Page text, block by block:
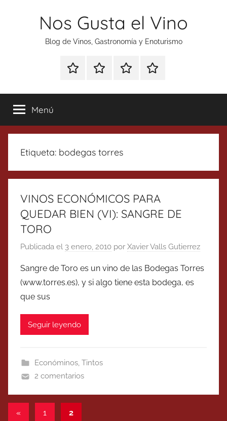
Nos Gusta el Vino
Blog de Vinos, Gastronomía y Enoturismo
Especial
Tonics
Enoturismo
Gastronomía
RankingContacto
Menú
Etiqueta: bodegas torres
VINOS ECONÓMICOS PARA
QUEDAR BIEN (VI): SANGRE DE
TORO
Publicada el 3 enero, 2010 por Xavier Valls Gutierrez
Sangre de Toro es un vino de las Bodegas Torres
(www.torres.es), y si algo tiene esta bodega, es
que sus
Seguir leyendo
Económinos, Tintos
2 comentarios
Paginación
«Entradas
1 2